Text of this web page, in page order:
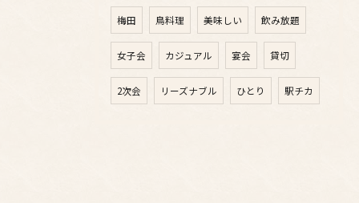
梅田 鳥料理 美味しい 飲み放題
女子会 カジュアル 宴会 貸切
2次会 リーズナブル ひとり 駅チカ